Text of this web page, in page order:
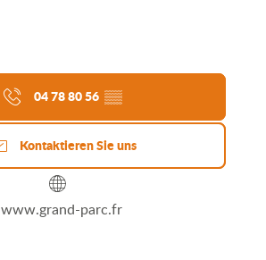
04 78 80 56 ▒▒
Kontaktieren Sie uns
www.grand-parc.fr